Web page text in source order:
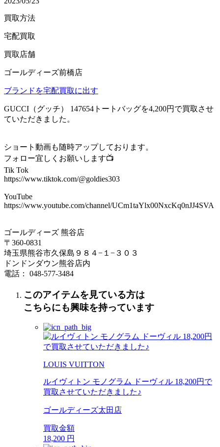
買取方法
宅配買取
買取店舗
ゴールディーズ前橋店
ブランドを宅配買取に出す
GUCCI（グッチ） 147654トートバッグを4,200円で買取させ
ていただきました。
ショート動画も随時アップしております。
フォロー宜しくお願いします📺
Tik Tok
https://www.tiktok.com/@goldies303
YouTube
https://www.youtube.com/channel/UCm1taYlx00NxcKq0nJJ4SVA
ゴールディーズ 熊谷店
〒360-0831
埼玉県熊谷市久保島９８４−１−３０３
ドンドンダウン熊谷店内
電話： 048-577-3484
このアイテムを見ている方は
こちらにも興味を持っています
LOUIS VUITTON
ルイヴィトン モノグラム ドーヴィル 18,200円で
買取させていただきました♪
ゴールディーズ太田店
買取金額
18,200 円